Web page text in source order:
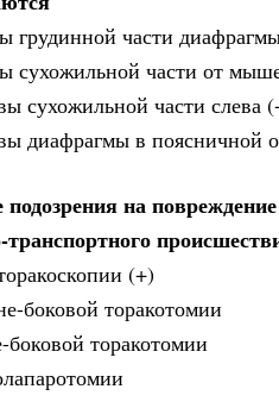
грудинной части
сухожильной части от
сухожильной части слева
диафрагмы в поясничной
подозрения на
(+)
боковой торакотомии
торакотомии